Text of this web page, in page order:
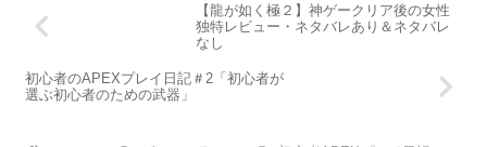
【龍が如く極２】神ゲークリア後の女性
独特レビュー・ネタバレあり＆ネタバレ
なし
初心者のAPEXプレイ日記＃2「初心者が
選ぶ初心者のための武器」